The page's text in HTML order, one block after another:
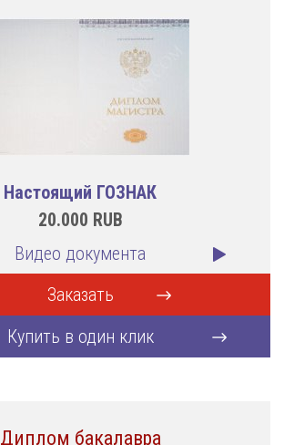
Настоящий ГОЗНАК
20.000 RUB
Видео документа
Заказать
Купить в один клик
Диплом бакалавра